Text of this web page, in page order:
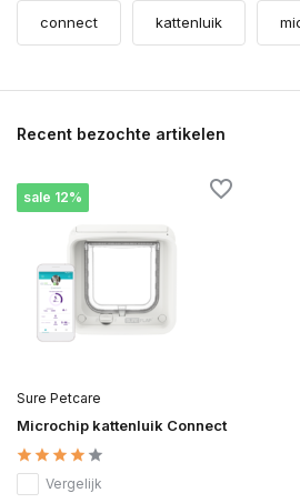
connect kattenluik
Recent bezochte artikelen
sale 12%
Sure Petcare
Microchip kattenluik Connect
Vergelijk